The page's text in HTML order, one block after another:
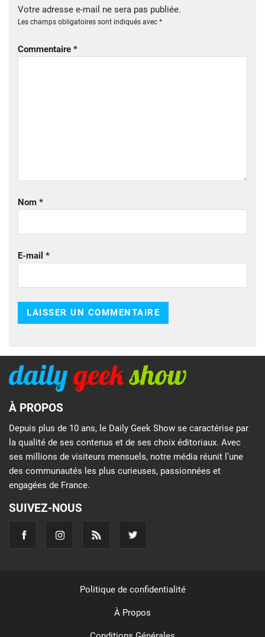
Votre adresse e-mail ne sera pas publiée.
Les champs obligatoires sont indiqués avec *
Commentaire *
Nom *
E-mail *
À PROPOS
Depuis plus de 10 ans, le Daily Geek Show se caractérise par
la qualité de ses contenus et de ses choix éditoriaux. Avec
ses millions de visiteurs mensuels, notre média réunit l’une
des communautés les plus curieuses, passionnées et
engagées de France.
SUIVEZ-NOUS
Politique de confidentialité
À Propos